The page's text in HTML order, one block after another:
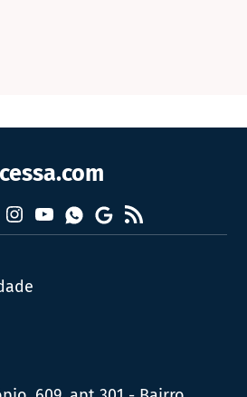
Instagram
YouTubeWhatsapp
Google
News
RSS